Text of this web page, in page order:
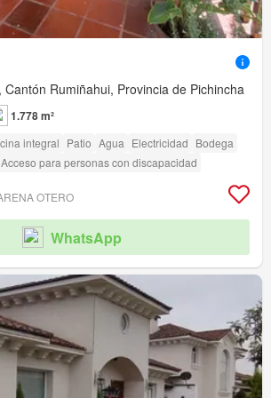
Cantón Rumiñahui, Provincia de Pichincha
1.778 m²
integral Patio Agua Electricidad Bodega
Acceso para personas con discapacidad
OTERO
WhatsApp